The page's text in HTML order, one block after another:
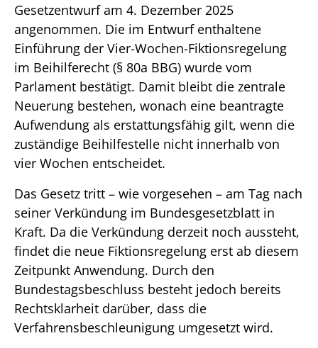
Gesetzentwurf am 4. Dezember 2025
angenommen. Die im Entwurf enthaltene
Einführung der Vier-Wochen-Fiktionsregelung
im Beihilferecht (§ 80a BBG) wurde vom
Parlament bestätigt. Damit bleibt die zentrale
Neuerung bestehen, wonach eine beantragte
Aufwendung als erstattungsfähig gilt, wenn die
zuständige Beihilfestelle nicht innerhalb von
vier Wochen entscheidet.
Das Gesetz tritt – wie vorgesehen – am Tag nach
seiner Verkündung im Bundesgesetzblatt in
Kraft. Da die Verkündung derzeit noch aussteht,
findet die neue Fiktionsregelung erst ab diesem
Zeitpunkt Anwendung. Durch den
Bundestagsbeschluss besteht jedoch bereits
Rechtsklarheit darüber, dass die
Verfahrensbeschleunigung umgesetzt wird.